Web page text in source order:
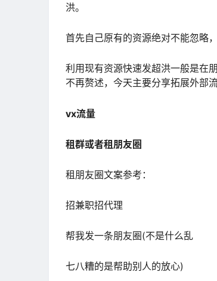
洪。
首先自己原有的资源绝对不能忽略
利用现有资源快速发超洪一般是在
不再赘述，今天主要分享拓展外部流
vx流量
租群或者租朋友圈
租朋友圈文案参考：
招兼职招代理
帮我发一条朋友圈(不是什么乱
七八糟的是帮助别人的放心)